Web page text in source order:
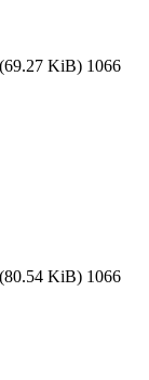
KiB) 1066
KiB) 1066